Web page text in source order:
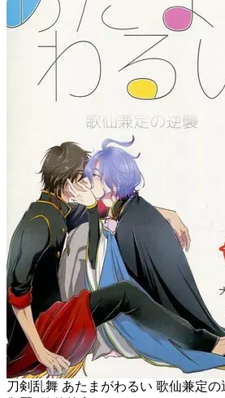
刀剣乱舞 あたまがわるい 歌仙兼定の